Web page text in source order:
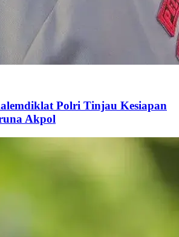
Polri Tinjau Kesiapan
Akpol